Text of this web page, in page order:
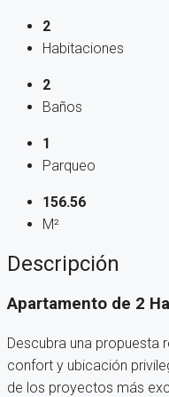
2
Habitaciones
2
Baños
1
Parqueo
156.56
M²
Descripción
Apartamento de 2
Descubra una propuesta
confort y ubicación
de los proyectos más